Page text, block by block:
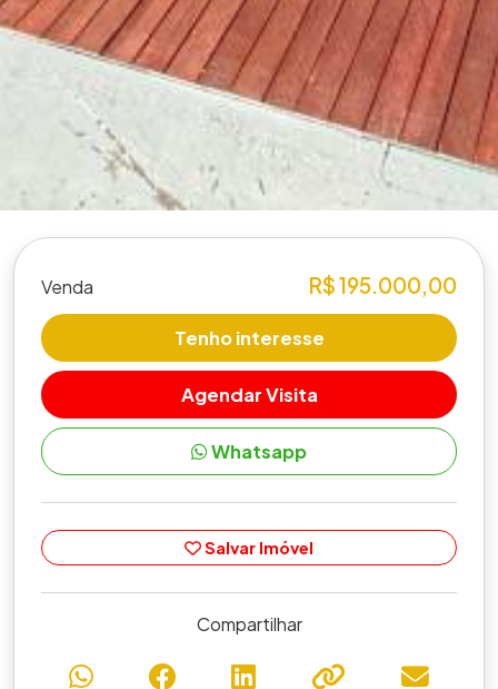
Venda R$ 195.000,00
Tenho interesse
Agendar Visita
Whatsapp
Salvar Imóvel
Compartilhar